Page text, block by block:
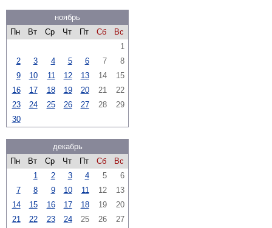
ноябрь
Пн
Вт Ср Чт Пт Сб
Вс
1
2
3 4 5 6 7
8
9
10 11 12 13 14
15
16
17 18 19 20 21
22
23
24 25 26 27 28
29
30
декабрь
Пн
Вт Ср Чт Пт Сб
Вс
1
2 3 4 5
6
7
8 9 10 11 12
13
14
15 16 17 18 19
20
21
22 23 24 25 26
27